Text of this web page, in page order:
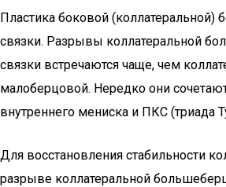
Пластика боковой (коллатеральной)
связки. Разрывы коллатеральной
связки встречаются чаще, чем
малоберцовой. Нередко они
внутреннего мениска и ПКС (триада
Для восстановления стабильности
разрыве коллатеральной